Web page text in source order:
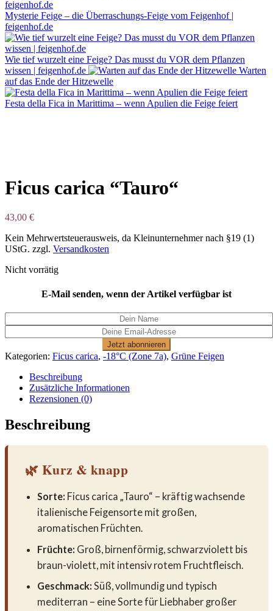
Mysterie Feige – die Überraschungs-Feige vom Feigenhof |
feigenhof.de
Wie tief wurzelt eine Feige? Das musst du VOR dem Pflanzen
wissen | feigenhof.de
Warten
auf das Ende der Hitzewelle
Festa della Fica in Marittima – wenn Apulien die Feige feiert
Ficus carica “Tauro“
43,00 €
Kein Mehrwertsteuerausweis, da Kleinunternehmer nach §19 (1)
UStG. zzgl. Versandkosten
Nicht vorrätig
E-Mail senden, wenn der Artikel verfügbar ist
Jetzt abonnieren
Kategorien: Ficus carica, -18°C (Zone 7a), Grüne Feigen
Beschreibung
Zusätzliche Informationen
Rezensionen (0)
Beschreibung
🌿 Kurz & knapp
Sorte: Ficus carica „Tauro“ – kräftig wachsende
italienische Feigensorte mit großen,
aromatischen Früchten.
Früchte: Groß, birnenförmig, schwarzviolett bis
braun-violett, mit intensiv rotem Fruchtfleisch.
Geschmack: Süß, vollmundig und typisch
mediterran – eine Sorte für Liebhaber großer